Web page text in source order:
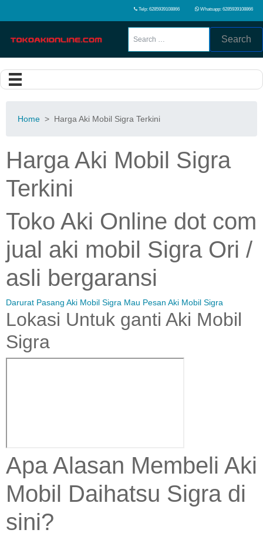
Telp: 6285939108866 Whatsapp: 6285939108866
Search
Home > Harga Aki Mobil Sigra Terkini
Harga Aki Mobil Sigra
Terkini
Toko Aki Online dot com
jual aki mobil Sigra Ori /
asli bergaransi
Darurat Pasang Aki Mobil Sigra Mau Pesan Aki Mobil Sigra
Lokasi Untuk ganti Aki Mobil
Sigra
Apa Alasan Membeli Aki
Mobil Daihatsu Sigra di
sini?